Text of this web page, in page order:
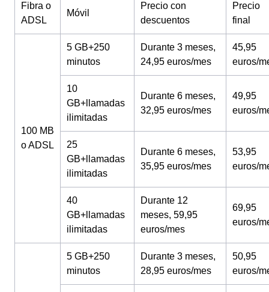
Fibra o
ADSL
Móvil
Precio con
descuentos
Precio
final
100 MB
o ADSL
5 GB+250
minutos
Durante 3 meses,
24,95 euros/mes
45,95
euros/
10
GB+llamadas
ilimitadas
Durante 6 meses,
32,95 euros/mes
49,95
euros/
25
GB+llamadas
ilimitadas
Durante 6 meses,
35,95 euros/mes
53,95
euros/
40
GB+llamadas
ilimitadas
Durante 12
meses, 59,95
euros/mes
69,95
euros/
5 GB+250
minutos
Durante 3 meses,
28,95 euros/mes
50,95
euros/